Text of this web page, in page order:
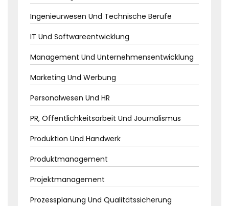
Ingenieurwesen Und Technische Berufe
IT Und Softwareentwicklung
Management Und Unternehmensentwicklung
Marketing Und Werbung
Personalwesen Und HR
PR, Öffentlichkeitsarbeit Und Journalismus
Produktion Und Handwerk
Produktmanagement
Projektmanagement
Prozessplanung Und Qualitätssicherung